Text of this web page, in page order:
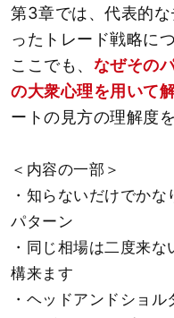
第3章では、代表的
ったトレード戦略に
ここでも、 なぜその
の大衆心理を用いて
ートの見方の理解度
＜内容の一部＞
・知らないだけでか
パターン
・同じ相場は二度来
構来ます
・ヘッドアンドショ